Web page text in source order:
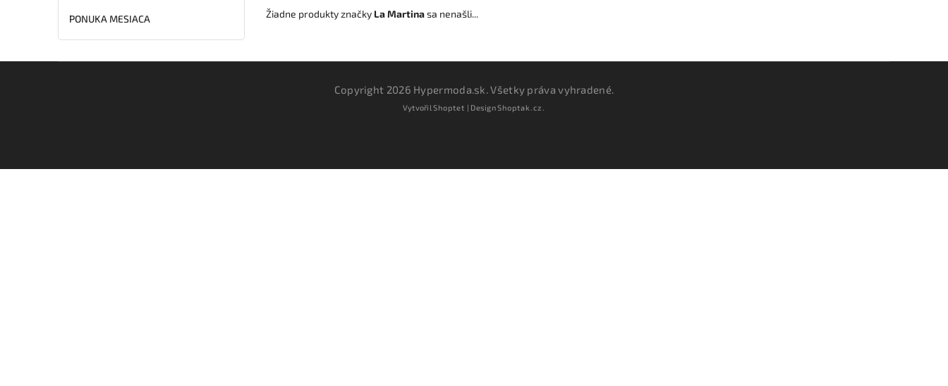
PONUKA MESIACA Žiadne produkty značky La Martinasa nenašli...
Copyright 2026 Hypermoda.sk. Všetky práva vyhradené.
VytvořilShoptet | DesignShoptak.cz.